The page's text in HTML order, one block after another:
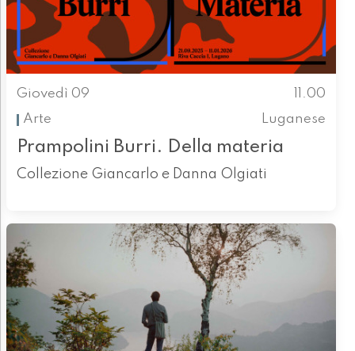
Giovedì 09
11.00
Arte
Luganese
Prampolini Burri. Della materia
Collezione Giancarlo e Danna Olgiati